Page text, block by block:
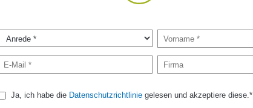
Ja, ich habe die Datenschutzrichtliniegelesen und akzeptiere diese.*